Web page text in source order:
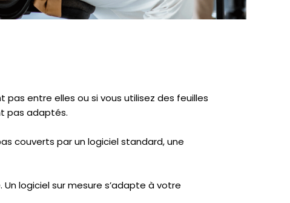
entre elles ou si vous utilisez des feuilles
pas adaptés.
couverts par un logiciel standard, une
logiciel sur mesure s’adapte à votre